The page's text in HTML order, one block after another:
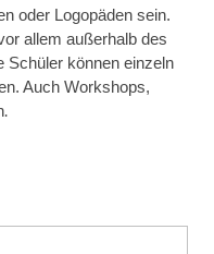
oder Logopäden sein.
allem außerhalb des
Schüler können einzeln
Auch Workshops,
.